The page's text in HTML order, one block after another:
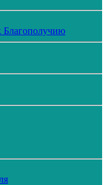
Благополучию